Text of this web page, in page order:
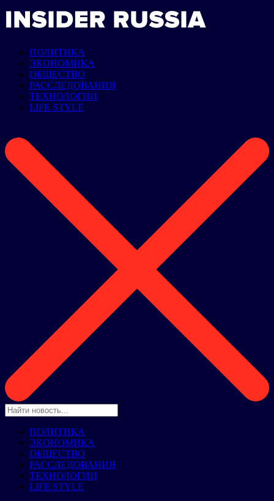
ПОЛИТИКА
ЭКОНОМИКА
ОБЩЕСТВО
РАССЛЕДОВАНИЯ
ТЕХНОЛОГИИ
LIFE STYLE
ПОЛИТИКА
ЭКОНОМИКА
ОБЩЕСТВО
РАССЛЕДОВАНИЯ
ТЕХНОЛОГИИ
LIFE STYLE